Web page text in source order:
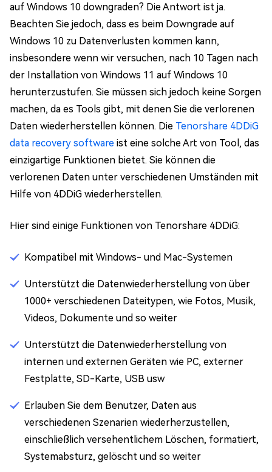
auf Windows 10 downgraden? Die Antwort ist ja.
Beachten Sie jedoch, dass es beim Downgrade auf
Windows 10 zu Datenverlusten kommen kann,
insbesondere wenn wir versuchen, nach 10 Tagen nach
der Installation von Windows 11 auf Windows 10
herunterzustufen. Sie müssen sich jedoch keine Sorgen
machen, da es Tools gibt, mit denen Sie die verlorenen
Daten wiederherstellen können. Die Tenorshare 4DDiG
data recovery software ist eine solche Art von Tool, das
einzigartige Funktionen bietet. Sie können die
verlorenen Daten unter verschiedenen Umständen mit
Hilfe von 4DDiG wiederherstellen.
Hier sind einige Funktionen von Tenorshare 4DDiG:
Kompatibel mit Windows- und Mac-Systemen
Unterstützt die Datenwiederherstellung von über
1000+ verschiedenen Dateitypen, wie Fotos, Musik,
Videos, Dokumente und so weiter
Unterstützt die Datenwiederherstellung von
internen und externen Geräten wie PC, externer
Festplatte, SD-Karte, USB usw
Erlauben Sie dem Benutzer, Daten aus
verschiedenen Szenarien wiederherzustellen,
einschließlich versehentlichem Löschen, formatiert,
Systemabsturz, gelöscht und so weiter